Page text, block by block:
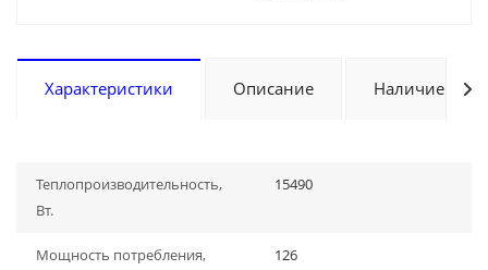
Характеристики Описание Наличие
Теплопроизводительность,
Вт.
15490
Мощность потребления,
126